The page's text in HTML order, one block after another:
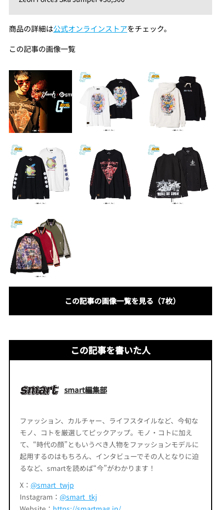
商品の詳細は公式オンラインストアをチェック。
この記事の画像一覧
この記事の画像一覧を見る（7枚）
この記事を書いた人
smart編集部
ファッション、カルチャー、ライフスタイルなど、今旬な
モノ、コトを厳選してピックアップ。モノ・コトに加え
て、“時代の顔”ともいうべき人物をファッションモデルに
起用するのはもちろん、インタビューでその人となりに迫
るなど、smartを読めば“今”がわかります！
X： @smart_twjp
Instagram： @smart_tkj